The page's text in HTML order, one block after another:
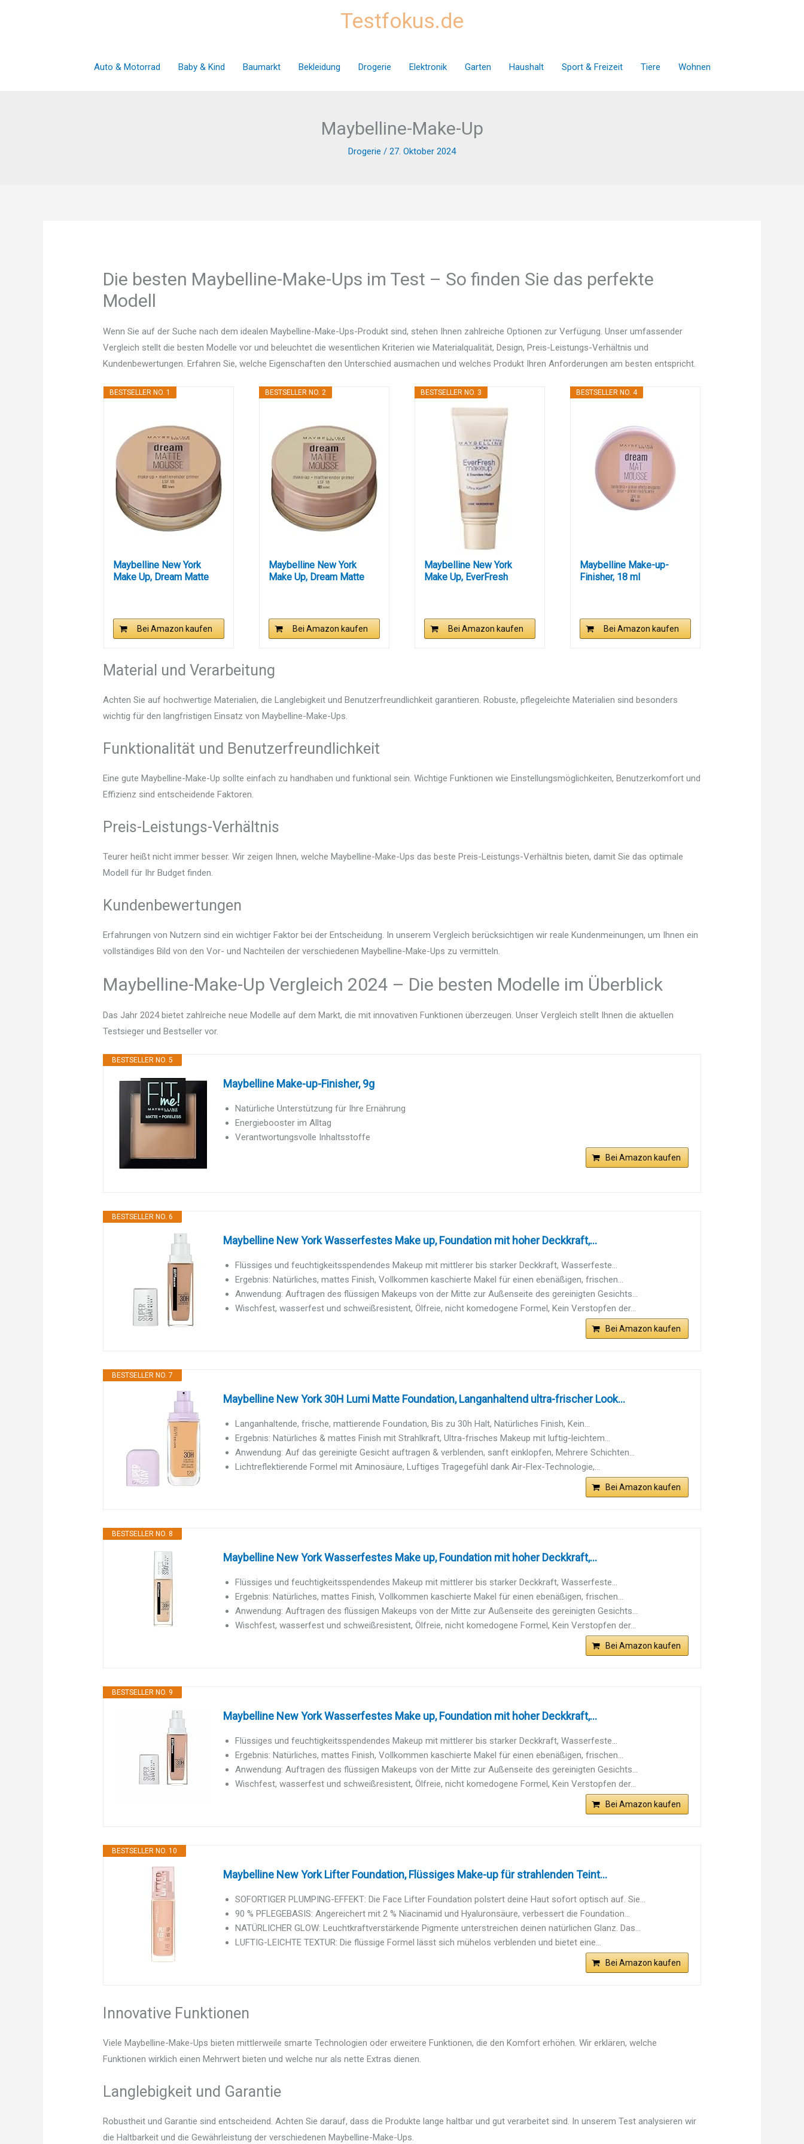
Testfokus.de
Auto & Motorrad Baby & Kind Baumarkt Bekleidung Drogerie Elektronik Garten Haushalt Sport & Freizeit Tiere Wohnen
Maybelline-Make-Up
Drogerie / 27. Oktober 2024
Die besten Maybelline-Make-Ups im Test – So finden Sie das perfekte
Modell
Wenn Sie auf der Suche nach dem idealen Maybelline-Make-Ups-Produkt sind, stehen Ihnen zahlreiche Optionen zur Verfügung. Unser umfassender
Vergleich stellt die besten Modelle vor und beleuchtet die wesentlichen Kriterien wie Materialqualität, Design, Preis-Leistungs-Verhältnis und
Kundenbewertungen. Erfahren Sie, welche Eigenschaften den Unterschied ausmachen und welches Produkt Ihren Anforderungen am besten entspricht.
BESTSELLER NO. 1
Maybelline New York
Make Up, Dream Matte
Bei Amazon kaufen
BESTSELLER NO. 2
Maybelline New York
Make Up, Dream Matte
Bei Amazon kaufen
BESTSELLER NO. 3
Maybelline New York
Make Up, EverFresh
Bei Amazon kaufen
BESTSELLER NO. 4
Maybelline Make-up-
Finisher, 18 ml
Bei Amazon kaufen
Material und Verarbeitung
Achten Sie auf hochwertige Materialien, die Langlebigkeit und Benutzerfreundlichkeit garantieren. Robuste, pflegeleichte Materialien sind besonders
wichtig für den langfristigen Einsatz von Maybelline-Make-Ups.
Funktionalität und Benutzerfreundlichkeit
Eine gute Maybelline-Make-Up sollte einfach zu handhaben und funktional sein. Wichtige Funktionen wie Einstellungsmöglichkeiten, Benutzerkomfort und
Effizienz sind entscheidende Faktoren.
Preis-Leistungs-Verhältnis
Teurer heißt nicht immer besser. Wir zeigen Ihnen, welche Maybelline-Make-Ups das beste Preis-Leistungs-Verhältnis bieten, damit Sie das optimale
Modell für Ihr Budget finden.
Kundenbewertungen
Erfahrungen von Nutzern sind ein wichtiger Faktor bei der Entscheidung. In unserem Vergleich berücksichtigen wir reale Kundenmeinungen, um Ihnen ein
vollständiges Bild von den Vor- und Nachteilen der verschiedenen Maybelline-Make-Ups zu vermitteln.
Maybelline-Make-Up Vergleich 2024 – Die besten Modelle im Überblick
Das Jahr 2024 bietet zahlreiche neue Modelle auf dem Markt, die mit innovativen Funktionen überzeugen. Unser Vergleich stellt Ihnen die aktuellen
Testsieger und Bestseller vor.
BESTSELLER NO. 5
Maybelline Make-up-Finisher, 9g
Natürliche Unterstützung für Ihre Ernährung
Energiebooster im Alltag
Verantwortungsvolle Inhaltsstoffe
Bei Amazon kaufen
BESTSELLER NO. 6
Maybelline New York Wasserfestes Make up, Foundation mit hoher Deckkraft,...
Flüssiges und feuchtigkeitsspendendes Makeup mit mittlerer bis starker Deckkraft, Wasserfeste...
Ergebnis: Natürliches, mattes Finish, Vollkommen kaschierte Makel für einen ebenäßigen, frischen...
Anwendung: Auftragen des flüssigen Makeups von der Mitte zur Außenseite des gereinigten Gesichts...
Wischfest, wasserfest und schweißresistent, Ölfreie, nicht komedogene Formel, Kein Verstopfen der...
Bei Amazon kaufen
BESTSELLER NO. 7
Maybelline New York 30H Lumi Matte Foundation, Langanhaltend ultra-frischer Look...
Langanhaltende, frische, mattierende Foundation, Bis zu 30h Halt, Natürliches Finish, Kein...
Ergebnis: Natürliches & mattes Finish mit Strahlkraft, Ultra-frisches Makeup mit luftig-leichtem...
Anwendung: Auf das gereinigte Gesicht auftragen & verblenden, sanft einklopfen, Mehrere Schichten...
Lichtreflektierende Formel mit Aminosäure, Luftiges Tragegefühl dank Air-Flex-Technologie,...
Bei Amazon kaufen
BESTSELLER NO. 8
Maybelline New York Wasserfestes Make up, Foundation mit hoher Deckkraft,...
Flüssiges und feuchtigkeitsspendendes Makeup mit mittlerer bis starker Deckkraft, Wasserfeste...
Ergebnis: Natürliches, mattes Finish, Vollkommen kaschierte Makel für einen ebenäßigen, frischen...
Anwendung: Auftragen des flüssigen Makeups von der Mitte zur Außenseite des gereinigten Gesichts...
Wischfest, wasserfest und schweißresistent, Ölfreie, nicht komedogene Formel, Kein Verstopfen der...
Bei Amazon kaufen
BESTSELLER NO. 9
Maybelline New York Wasserfestes Make up, Foundation mit hoher Deckkraft,...
Flüssiges und feuchtigkeitsspendendes Makeup mit mittlerer bis starker Deckkraft, Wasserfeste...
Ergebnis: Natürliches, mattes Finish, Vollkommen kaschierte Makel für einen ebenäßigen, frischen...
Anwendung: Auftragen des flüssigen Makeups von der Mitte zur Außenseite des gereinigten Gesichts...
Wischfest, wasserfest und schweißresistent, Ölfreie, nicht komedogene Formel, Kein Verstopfen der...
Bei Amazon kaufen
BESTSELLER NO. 10
Maybelline New York Lifter Foundation, Flüssiges Make-up für strahlenden Teint...
SOFORTIGER PLUMPING-EFFEKT: Die Face Lifter Foundation polstert deine Haut sofort optisch auf. Sie...
90 % PFLEGEBASIS: Angereichert mit 2 % Niacinamid und Hyaluronsäure, verbessert die Foundation...
NATÜRLICHER GLOW: Leuchtkraftverstärkende Pigmente unterstreichen deinen natürlichen Glanz. Das...
LUFTIG-LEICHTE TEXTUR: Die flüssige Formel lässt sich mühelos verblenden und bietet eine...
Bei Amazon kaufen
Innovative Funktionen
Viele Maybelline-Make-Ups bieten mittlerweile smarte Technologien oder erweitere Funktionen, die den Komfort erhöhen. Wir erklären, welche
Funktionen wirklich einen Mehrwert bieten und welche nur als nette Extras dienen.
Langlebigkeit und Garantie
Robustheit und Garantie sind entscheidend. Achten Sie darauf, dass die Produkte lange haltbar und gut verarbeitet sind. In unserem Test analysieren wir
die Haltbarkeit und die Gewährleistung der verschiedenen Maybelline-Make-Ups.